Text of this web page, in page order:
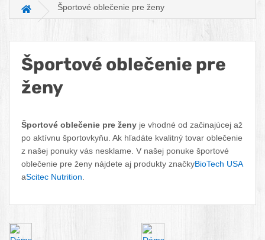
Hlavná stránkaŠportové oblečenie pre ženy
Športové oblečenie pre
ženy
Facebook
TwitterPinterest
LinkedIn
Tumblr
reddit
Športové oblečenie pre ženy je vhodné od začinajúcej až
po aktívnu športovkyňu. Ak hľadáte kvalitný tovar oblečenie
z našej ponuky vás nesklame. V našej ponuke športové
oblečenie pre ženy nájdete aj produkty značkyBioTech USA
aScitec Nutrition
Podkategórie dámske oblečenie